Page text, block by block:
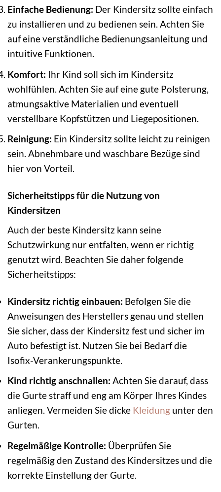
Einfache Bedienung: Der Kindersitz sollte einfach
zu installieren und zu bedienen sein. Achten Sie
auf eine verständliche Bedienungsanleitung und
intuitive Funktionen.
Komfort: Ihr Kind soll sich im Kindersitz
wohlfühlen. Achten Sie auf eine gute Polsterung,
atmungsaktive Materialien und eventuell
verstellbare Kopfstützen und Liegepositionen.
Reinigung: Ein Kindersitz sollte leicht zu reinigen
sein. Abnehmbare und waschbare Bezüge sind
hier von Vorteil.
Sicherheitstipps für die Nutzung von
Kindersitzen
Auch der beste Kindersitz kann seine
Schutzwirkung nur entfalten, wenn er richtig
genutzt wird. Beachten Sie daher folgende
Sicherheitstipps:
Kindersitz richtig einbauen: Befolgen Sie die
Anweisungen des Herstellers genau und stellen
Sie sicher, dass der Kindersitz fest und sicher im
Auto befestigt ist. Nutzen Sie bei Bedarf die
Isofix-Verankerungspunkte.
Kind richtig anschnallen: Achten Sie darauf, dass
die Gurte straff und eng am Körper Ihres Kindes
anliegen. Vermeiden Sie dicke Kleidung unter den
Gurten.
Regelmäßige Kontrolle: Überprüfen Sie
regelmäßig den Zustand des Kindersitzes und die
korrekte Einstellung der Gurte.